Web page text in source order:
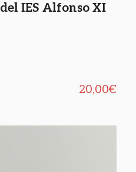
IES Alfonso XI
20,00€